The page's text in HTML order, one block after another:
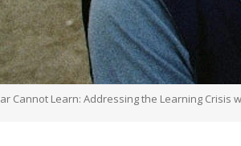
Cannot Learn: Addressing the Learning Crisis